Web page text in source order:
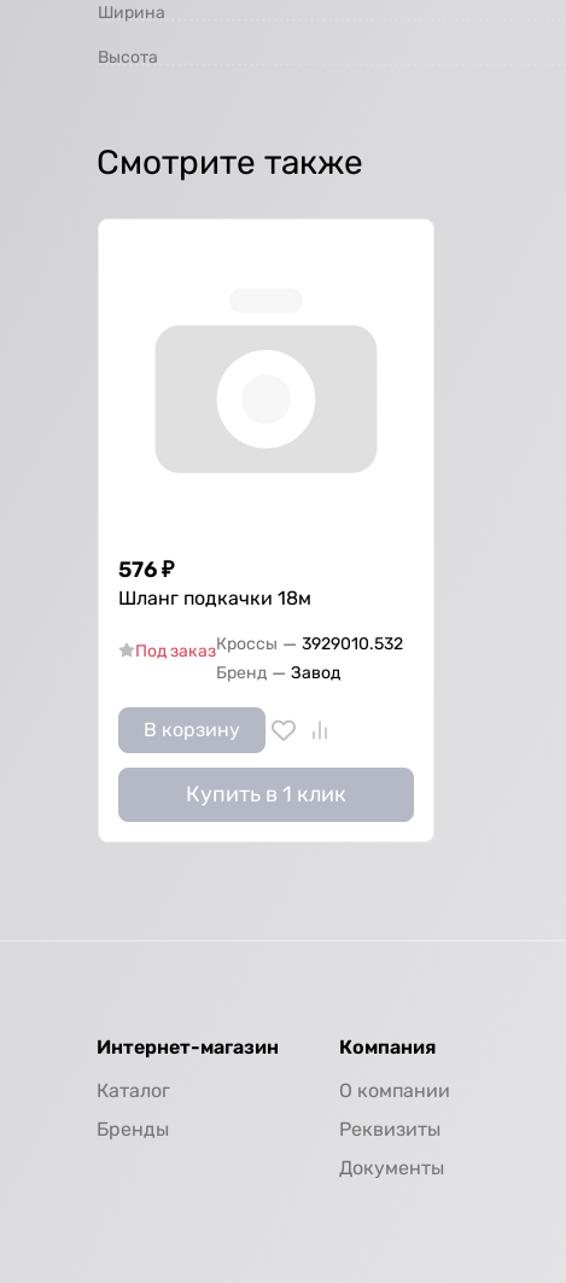
Ширина
Высота
Смотрите также
576₽
Шланг подкачки 18м
Под заказКроссы — 3929010.532
Бренд — Завод
В корзину
Купить в 1 клик
Интернет-магазин
Каталог
Бренды
Компания
О компании
Реквизиты
Документы